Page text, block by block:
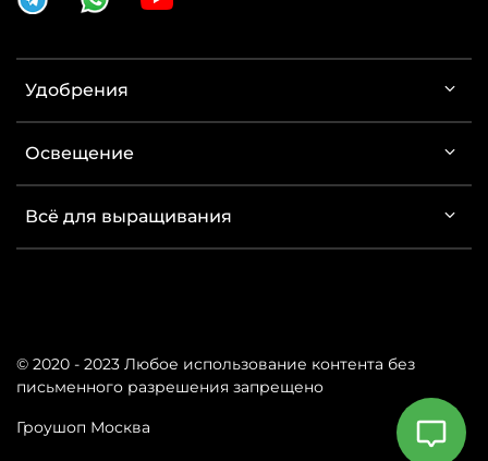
Удобрения
Освещение
Всё для выращивания
© 2020 - 2023 Любое использование контента без
письменного разрешения запрещено
Гроушоп Москва